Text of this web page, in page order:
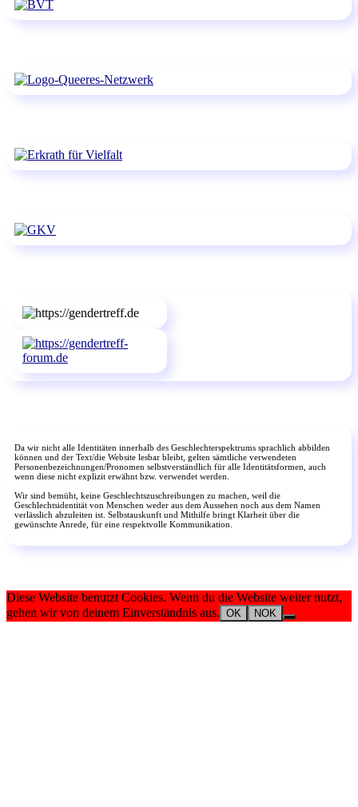
Da wir nicht alle Identitäten innerhalb des Geschlechterspektrums sprachlich abbilden
können und der Text/die Website lesbar bleibt, gelten sämtliche verwendeten
Personenbezeichnungen/Pronomen selbstverständlich für alle Identitätsformen, auch
wenn diese nicht explizit erwähnt bzw. verwendet werden.
Wir sind bemüht, keine Geschlechtszuschreibungen zu machen, weil die
Geschlechtsidentität von Menschen weder aus dem Aussehen noch aus dem Namen
verlässlich abzuleiten ist. Selbstauskunft und Mithilfe bringt Klarheit über die
gewünschte Anrede, für eine respektvolle Kommunikation.
Diese Website benutzt Cookies. Wenn du die Website weiter nutzt,
gehen wir von deinem Einverständnis aus. OK NOK